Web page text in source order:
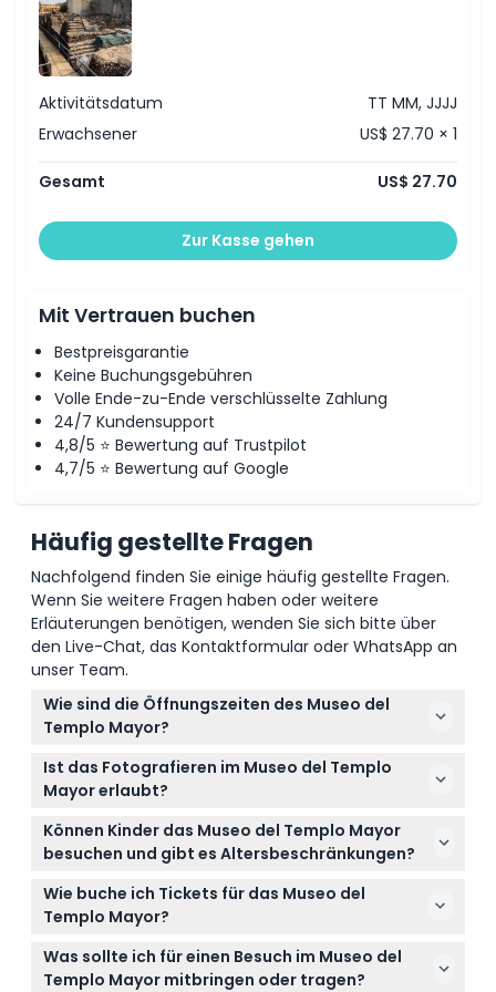
Ausschlüsse
Dinge, die Sie wissen sollten
Ort
Aktivitätsdatum
TT MM, JJJJ
Erwachsener
US$ 27.70 × 1
Gesamt US$ 27.70
Zur Kasse gehen
Mit Vertrauen buchen
Bestpreisgarantie
Keine Buchungsgebühren
Volle Ende-zu-Ende verschlüsselte Zahlung
24/7 Kundensupport
4,8/5 ⭐ Bewertung auf Trustpilot
4,7/5 ⭐ Bewertung auf Google
Häufig gestellte Fragen
Nachfolgend finden Sie einige häufig gestellte Fragen.
Wenn Sie weitere Fragen haben oder weitere
Erläuterungen benötigen, wenden Sie sich bitte über
den Live-Chat, das Kontaktformular oder WhatsApp an
unser Team.
Wie sind die Öffnungszeiten des Museo del
Templo Mayor?
Das Museum ist von Dienstag bis Sonntag von 9:00
bis 17:00 Uhr geöffnet und montags aufgrund von
Wartungsarbeiten geschlossen (Änderungen
vorbehalten – bitte bestätigen Sie dies zum
Zeitpunkt der Buchung).
Ist das Fotografieren im Museo del Templo
Mayor erlaubt?
Ja, Fotografie ohne Blitz ist erlaubt, um die
Artefakte zu schützen, aber professionelle
Ausrüstung ist nicht gestattet.
Können Kinder das Museo del Templo Mayor
besuchen und gibt es Altersbeschränkungen?
Kinder ab 3 Jahren können das Museum besuchen,
müssen jedoch von einem zahlenden Erwachsenen
begleitet werden. Kinder unter 13 Jahren haben
kostenlosen Eintritt.
Wie buche ich Tickets für das Museo del
Templo Mayor?
Sie können Ihre Tickets ganz einfach online auf
dieser Website buchen, die auch Eintritt ohne
Was sollte ich für einen Besuch im Museo del
Templo Mayor mitbringen oder tragen?